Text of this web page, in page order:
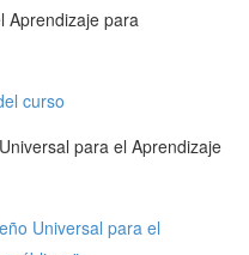
Aprendizaje para
curso
para el Aprendizaje
Universal para el